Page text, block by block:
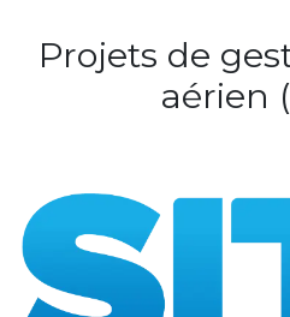
Projets de
aérien